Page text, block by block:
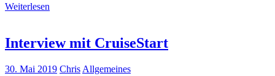
Weiterlesen
Interview mit CruiseStart
30. Mai 2019 Chris Allgemeines